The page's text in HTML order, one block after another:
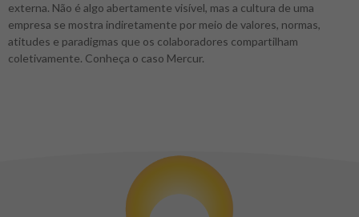
externa. Não é algo abertamente visível, mas a cultura de uma
empresa se mostra indiretamente por meio de valores, normas,
atitudes e paradigmas que os colaboradores compartilham
coletivamente. Conheça o caso Mercur.